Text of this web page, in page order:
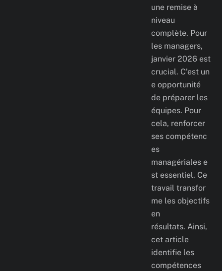
une remise à
niveau
complète. Pour
les managers,
janvier 2026 est
crucial. C’est un
e opportunité
de préparer les
équipes. Pour
cela, renforcer
ses compétenc
es
managériales e
st essentiel. Ce
travail transfor
me les objectifs
en
résultats. Ainsi,
cet article
identifie les
compétences